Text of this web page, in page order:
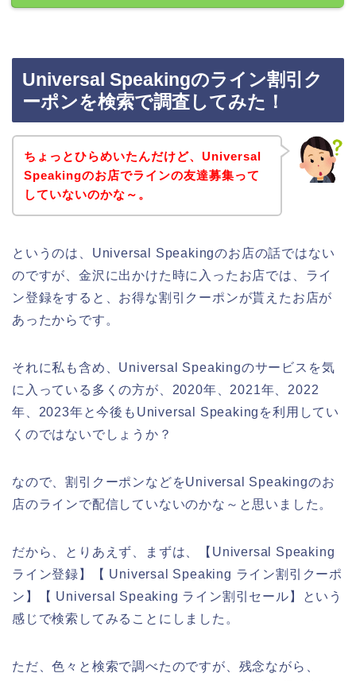
Universal Speakingのライン割引ク
ーポンを検索で調査してみた！
ちょっとひらめいたんだけど、Universal
Speakingのお店でラインの友達募集って
していないのかな～。
というのは、Universal Speakingのお店の話ではない
のですが、金沢に出かけた時に入ったお店では、ライ
ン登録をすると、お得な割引クーポンが貰えたお店が
あったからです。
それに私も含め、Universal Speakingのサービスを気
に入っている多くの方が、2020年、2021年、2022
年、2023年と今後もUniversal Speakingを利用してい
くのではないでしょうか？
なので、割引クーポンなどをUniversal Speakingのお
店のラインで配信していないのかな～と思いました。
だから、とりあえず、まずは、【Universal Speaking
ライン登録】【 Universal Speaking ライン割引クーポ
ン】【 Universal Speaking ライン割引セール】という
感じで検索してみることにしました。
ただ、色々と検索で調べたのですが、残念ながら、